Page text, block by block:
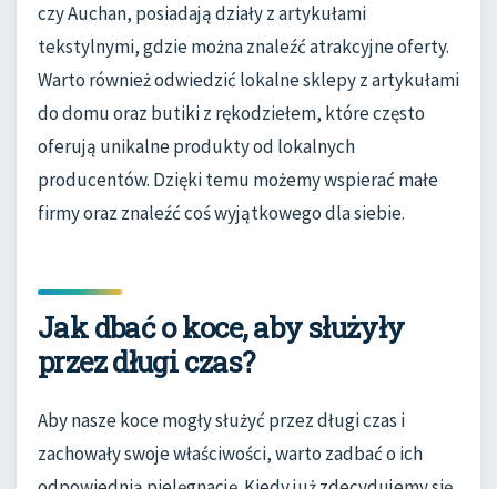
czy Auchan, posiadają działy z artykułami
tekstylnymi, gdzie można znaleźć atrakcyjne oferty.
Warto również odwiedzić lokalne sklepy z artykułami
do domu oraz butiki z rękodziełem, które często
oferują unikalne produkty od lokalnych
producentów. Dzięki temu możemy wspierać małe
firmy oraz znaleźć coś wyjątkowego dla siebie.
Jak dbać o koce, aby służyły
przez długi czas?
Aby nasze koce mogły służyć przez długi czas i
zachowały swoje właściwości, warto zadbać o ich